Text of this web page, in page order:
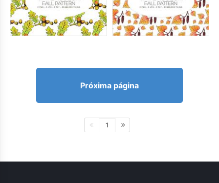
Próxima página
1